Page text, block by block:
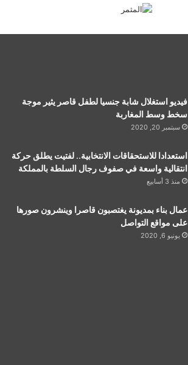
فيديو استغلال شابة جنسيا لطفل قاصر يثير موجة
سخط وسط المغاربة
سبتمبر 20, 2020
استعدادا للاستحقاقات الانتخابية.. لفتيت يطلق حركة
انتقالية واسعة في صفوف رجال السلطة بالمملكة
منذ 3 أسابيع
عمال بناء بمديونة يغتصبون قاصرا وينشرون صورها
على مواقع التواصل
يونيو 6, 2020